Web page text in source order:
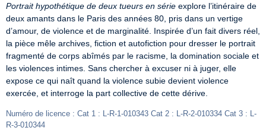
Portrait hypothétique de deux tueurs en série explore l’itinéraire de
deux amants dans le Paris des années 80, pris dans un vertige
d’amour, de violence et de marginalité. Inspirée d’un fait divers réel,
la pièce mêle archives, fiction et autofiction pour dresser le portrait
fragmenté de corps abîmés par le racisme, la domination sociale et
les violences intimes. Sans chercher à excuser ni à juger, elle
expose ce qui naît quand la violence subie devient violence
exercée, et interroge la part collective de cette dérive.
Numéro de licence : Cat 1 : L-R-1-010343 Cat 2 : L-R-2-010334 Cat 3 : L-
R-3-010344